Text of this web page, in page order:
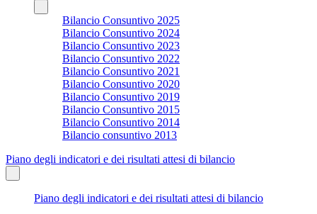
Bilancio Consuntivo 2025
Bilancio Consuntivo 2024
Bilancio Consuntivo 2023
Bilancio Consuntivo 2022
Bilancio Consuntivo 2021
Bilancio Consuntivo 2020
Bilancio Consuntivo 2019
Bilancio Consuntivo 2015
Bilancio Consuntivo 2014
Bilancio consuntivo 2013
Piano degli indicatori e dei risultati attesi di bilancio
Piano degli indicatori e dei risultati attesi di bilancio